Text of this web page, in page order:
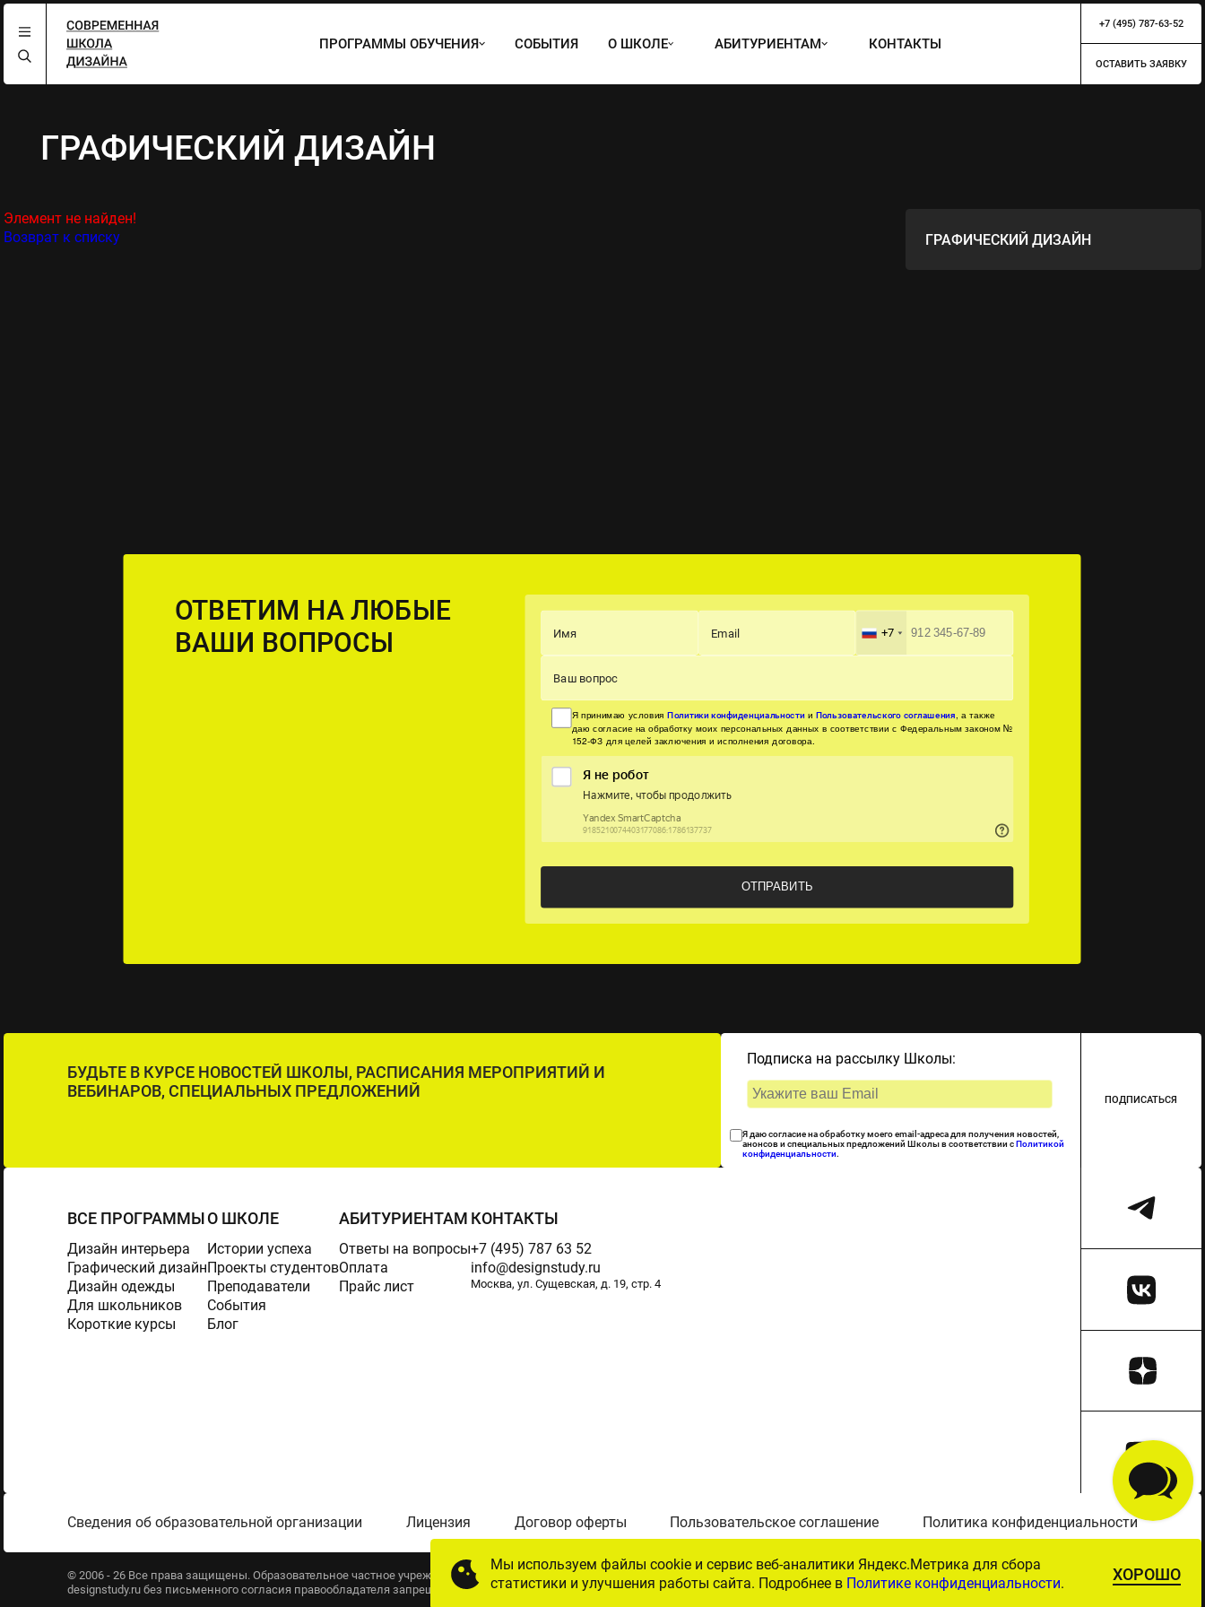
ПРОГРАММЫ ОБУЧЕНИЯ СОБЫТИЯ О ШКОЛЕ АБИТУРИЕНТАМ КОНТАКТЫ
+7 (495) 787-63-52
ОСТАВИТЬ ЗАЯВКУ
ГРАФИЧЕСКИЙ ДИЗАЙН
Элемент не найден!
Возврат к списку
ГРАФИЧЕСКИЙ ДИЗАЙН
ОТВЕТИМ НА ЛЮБЫЕ
ВАШИ ВОПРОСЫ
Имя Email +7
Ваш вопрос
Я принимаю условияПолитики конфиденциальности иПользовательского соглашения , а также
даю согласие на обработку моих персональных данных в соответствии с Федеральным законом №
152-ФЗ для целей заключения и исполнения договора.
Мы используем файлы cookie и сервис веб-аналитики Яндекс.Метрика для сбора
статистики и улучшения работы сайта. Подробнее в Политике конфиденциальности. ХОРОШО
БУДЬТЕ В КУРСЕ НОВОСТЕЙ ШКОЛЫ, РАСПИСАНИЯ МЕРОПРИЯТИЙ И
ВЕБИНАРОВ, СПЕЦИАЛЬНЫХ ПРЕДЛОЖЕНИЙ
Подписка на рассылку Школы:
Я даю согласие на обработку моего email-адреса для получения новостей,
анонсов и специальных предложений Школы в соответствии сПолитикой
конфиденциальности.
ПОДПИСАТЬСЯ
ВСЕ ПРОГРАММЫ
Дизайн интерьера
Графический дизайн
Дизайн одежды
Для школьников
Короткие курсы
О ШКОЛЕ
Истории успеха
Проекты студентов
Преподаватели
События
Блог
АБИТУРИЕНТАМ
Ответы на вопросы
Оплата
Прайс лист
КОНТАКТЫ
+7 (495) 787 63 52
info@designstudy.ru
Москва, ул. Сущевская, д. 19, стр. 4
Сведения об образовательной организации Лицензия Договор оферты Пользовательское соглашение Политика конфиденциальности
© 2006 - 26 Все права защищены. Образовательное частное учреждение дополнительного образования «Современная школа дизайна». Публикация с сайта
designstudy.ru без письменного согласия правообладателя запрещена. Лицензия № Л035-01298-77/00386319 от 24.11.2015
Минобрнауки России
Минпросвещения России